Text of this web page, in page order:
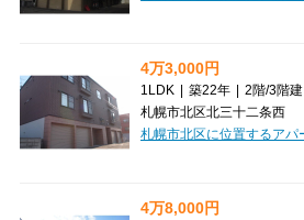
4万3,000円
1LDK | 築22年 | 2階/3階建
札幌市北区北三十二条西
4万8,000円